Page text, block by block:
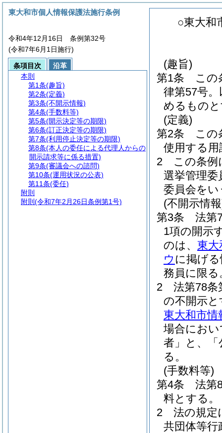
○東大和
(趣旨)
第1条
この
律第57号
めるもの
(定義)
第2条
この
使用する
2
この条例
選挙管理委
委員会をい
(不開示情
第3条
法第
1項の開示
のは、 東大
ウ に掲げ
務員に限る
2
法第78
の不開示
東大和市情
場合におい
者」と、
る。
(手数料等)
第4条
法第
料とする。
2
法の規定
共団体等
東大和市個人情報保護法施行条例
令和4年12月16日 条例第32号
(令和7年6月1日施行)
条項目次
沿革
本則
第1条(趣旨)
第2条(定義)
第3条(不開示情報)
第4条(手数料等)
第5条(開示決定等の期限)
第6条(訂正決定等の期限)
第7条(利用停止決定等の期限)
第8条(本人の委任による代理人からの
開示請求等に係る措置)
第9条(審議会への諮問)
第10条(運用状況の公表)
第11条(委任)
附則
附則 (令和7年2月26日条例第1号)